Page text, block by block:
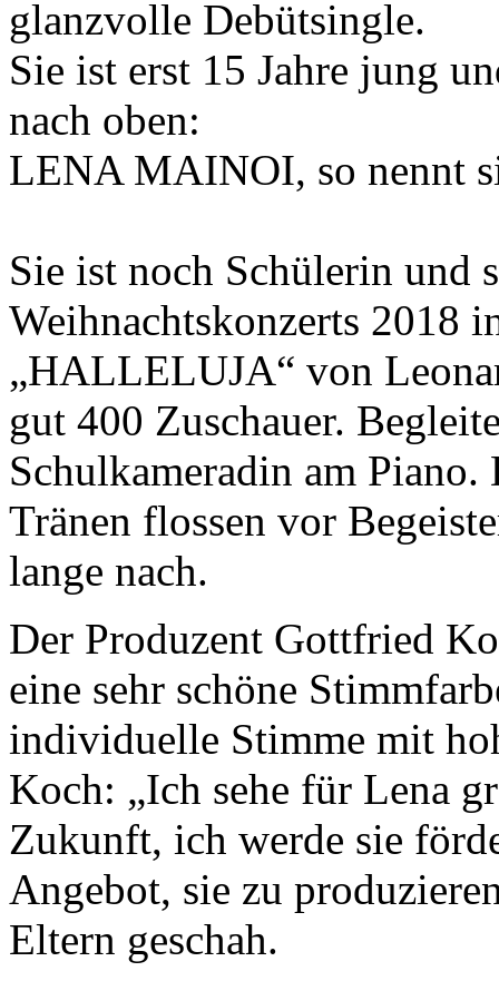
glanzvolle Debütsingle.
Sie ist erst 15 Jahre jung
nach oben:
LENA MAINOI, so nennt
Sie ist noch Schülerin und
Weihnachtskonzerts 2018
„HALLELUJA“ von
gut 400 Zuschauer.
Schulkameradin am
Tränen flossen vor
lange nach.
Der Produzent Gottfried
eine sehr schöne
individuelle Stimme mit
Koch: „Ich sehe für Lena
Zukunft, ich werde sie
Angebot, sie zu
Eltern geschah.